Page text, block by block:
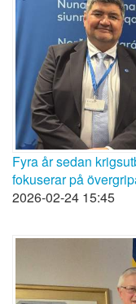
Fyra år sedan
fokuserar på
2026-02-24 15:45